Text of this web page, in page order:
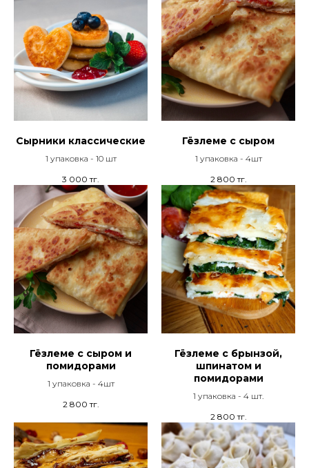
Сырники классические
1 упаковка - 10 шт
3 000 тг.
Гёзлеме с сыром
1 упаковка - 4шт
2 800 тг.
Гёзлеме с сыром и
помидорами
1 упаковка - 4шт
2 800 тг.
Гёзлеме с брынзой,
шпинатом и
помидорами
1 упаковка - 4 шт.
2 800 тг.